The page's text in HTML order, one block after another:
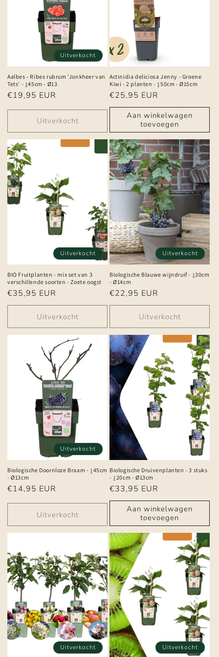
Uitverkocht
Aalbes - Ribes rubrum 'Jonkheer van
Tets' - ↨45cm - Ø13
Normale
€19,95 EUR
Uitverkocht
Actinidia deliciosa Jenny - Groene
Kiwi - 2 planten - ↨50cm - Ø15cm
Normale
prijs
€25,95 EUR
Aan winkelwagen
toevoegen
Uitverkocht
BIO Fruitplanten - mix set van 3
verschillende soorten - Zoete oogst
Normale
prijs
€35,95 EUR
Uitverkocht
Uitverkocht
Biologische Blauwe wijndruif - ↨30cm
- Ø14cm
Normale
prijs
€22,95 EUR
Uitverkocht
Uitverkocht
Biologische Doornloze Braam - ↨45cm
- Ø13cm
Normale
€14,95 EUR
Uitverkocht
Biologische Druivenplanten - 3 stuks
- ↨20cm - Ø13cm
Normale
prijs
€33,95 EUR
Aan winkelwagen
toevoegen
Uitverkocht Uitverkocht